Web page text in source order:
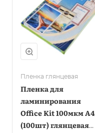
Пленка глянцевая
Пленка для
ламинирования
Office Kit 100мкм A4
(100шт) глянцевая